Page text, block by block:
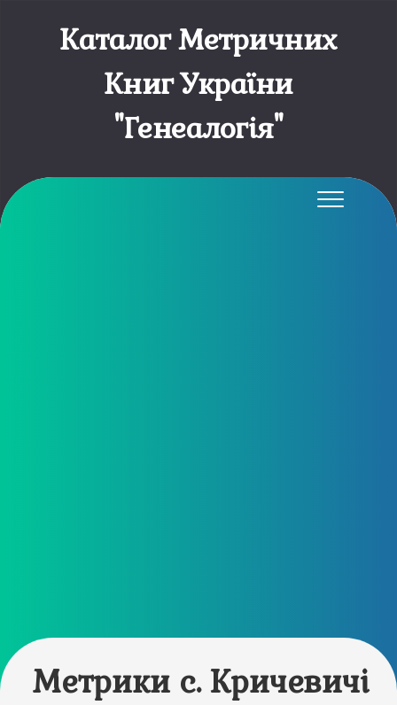
Каталог Метричних
Книг України
"Генеалогія"
Метрики с. Кричевичі